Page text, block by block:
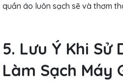
quần áo luôn sạch sẽ và thơm
5. Lưu Ý Khi Sử
Làm Sạch Máy